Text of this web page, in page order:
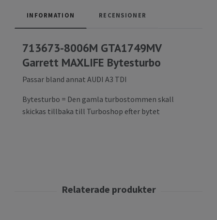
INFORMATION RECENSIONER
713673-8006M GTA1749MV
Garrett MAXLIFE Bytesturbo
Passar bland annat AUDI A3 TDI
Bytesturbo = Den gamla turbostommen skall
skickas tillbaka till Turboshop efter bytet